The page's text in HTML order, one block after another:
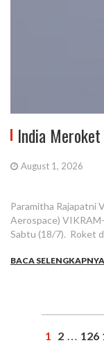
India
August 1, 2026
Paramitha Rajapatni
Aerospace)
Sabtu (18/7). Roket
BACA
1 2 … 126